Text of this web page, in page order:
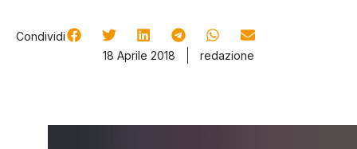
Condividi
18 Aprile 2018
redazione